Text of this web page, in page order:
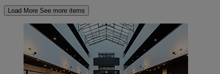
Load More See more items